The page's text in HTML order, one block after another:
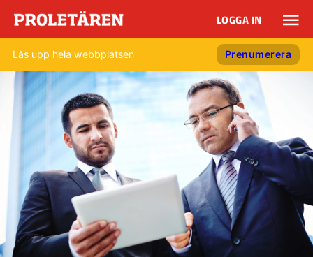
LOGGA IN
Lås upp hela webbplatsen Prenumerera